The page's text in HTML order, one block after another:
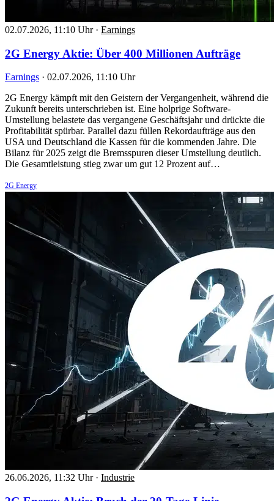
02.07.2026, 11:10 Uhr · Earnings
2G Energy Aktie: Über 400 Millionen Aufträge
Earnings · 02.07.2026, 11:10 Uhr
2G Energy kämpft mit den Geistern der Vergangenheit, während die
Zukunft bereits unterschrieben ist. Eine holprige Software-
Umstellung belastete das vergangene Geschäftsjahr und drückte die
Profitabilität spürbar. Parallel dazu füllen Rekordaufträge aus den
USA und Deutschland die Kassen für die kommenden Jahre. Die
Bilanz für 2025 zeigt die Bremsspuren dieser Umstellung deutlich.
Die Gesamtleistung stieg zwar um gut 12 Prozent auf…
2G Energy
26.06.2026, 11:32 Uhr · Industrie